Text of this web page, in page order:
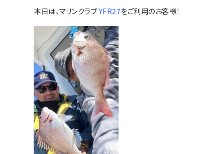
本日は、マリンクラブYFR27をご利用のお客様！